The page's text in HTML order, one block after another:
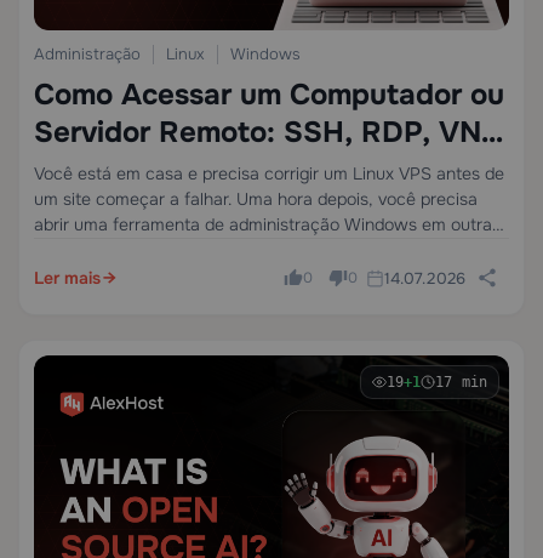
Administração Linux Windows
Como Acessar um Computador ou
Servidor Remoto: SSH, RDP, VNC,
e Quando Usar Cada Um
Você está em casa e precisa corrigir um Linux VPS antes de
um site começar a falhar. Uma hora depois, você precisa
abrir uma ferramenta de administração Windows em outra
uma…
Ler mais 0 0 14.07.2026
19+1 17 min